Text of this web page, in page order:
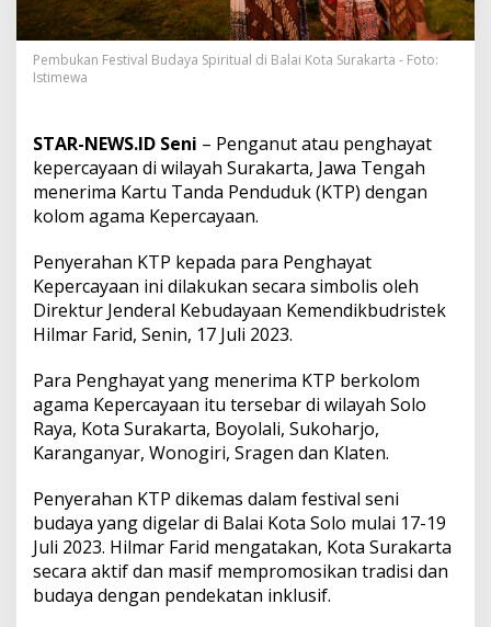
y
a
h
S
k
a
r
t
a
e
r
i
m
a
T
P
B
e
r
o
l
o
m
A
g
Pembukan Festival Budaya Spiritual di Balai Kota Surakarta - Foto:
Istimewa
STAR-NEWS.ID Seni – Penganut atau penghayat
kepercayaan di wilayah Surakarta, Jawa Tengah
menerima Kartu Tanda Penduduk (KTP) dengan
kolom agama Kepercayaan.
Penyerahan KTP kepada para Penghayat
Kepercayaan ini dilakukan secara simbolis oleh
Direktur Jenderal Kebudayaan Kemendikbudristek
Hilmar Farid, Senin, 17 Juli 2023.
Para Penghayat yang menerima KTP berkolom
agama Kepercayaan itu tersebar di wilayah Solo
Raya, Kota Surakarta, Boyolali, Sukoharjo,
Karanganyar, Wonogiri, Sragen dan Klaten.
Penyerahan KTP dikemas dalam festival seni
budaya yang digelar di Balai Kota Solo mulai 17-19
Juli 2023. Hilmar Farid mengatakan, Kota Surakarta
secara aktif dan masif mempromosikan tradisi dan
budaya dengan pendekatan inklusif.